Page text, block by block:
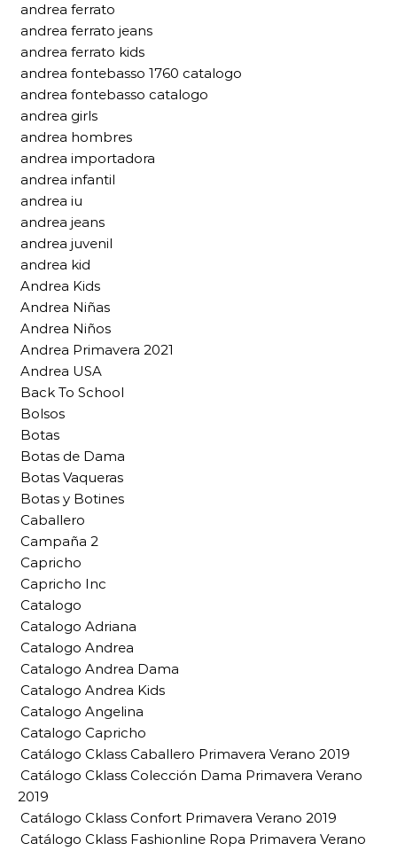
andrea ferrato
andrea ferrato jeans
andrea ferrato kids
andrea fontebasso 1760 catalogo
andrea fontebasso catalogo
andrea girls
andrea hombres
andrea importadora
andrea infantil
andrea iu
andrea jeans
andrea juvenil
andrea kid
Andrea Kids
Andrea Niñas
Andrea Niños
Andrea Primavera 2021
Andrea USA
Back To School
Bolsos
Botas
Botas de Dama
Botas Vaqueras
Botas y Botines
Caballero
Campaña 2
Capricho
Capricho Inc
Catalogo
Catalogo Adriana
Catalogo Andrea
Catalogo Andrea Dama
Catalogo Andrea Kids
Catalogo Angelina
Catalogo Capricho
Catálogo Cklass Caballero Primavera Verano 2019
Catálogo Cklass Colección Dama Primavera Verano
2019
Catálogo Cklass Confort Primavera Verano 2019
Catálogo Cklass Fashionline Ropa Primavera Verano